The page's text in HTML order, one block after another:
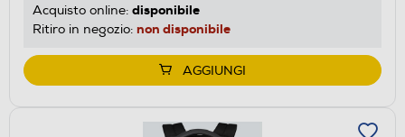
Acquisto online: disponibile
Ritiro in negozio: non disponibile
AGGIUNGI